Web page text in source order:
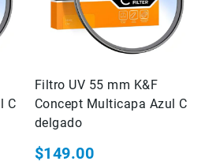
C
Filtro UV 55 mm K&F
Concept Multicapa Azul C
delgado
$149.00